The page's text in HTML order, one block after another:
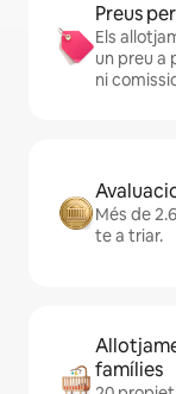
Preus
Els
un preu a
ni
Més de
te a triar.
famílies